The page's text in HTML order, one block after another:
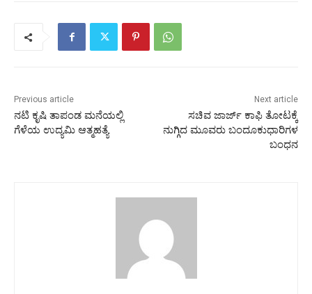
Previous article
ನಟಿ ಕೃಷಿ ತಾಪಂಡ ಮನೆಯಲ್ಲಿ
ಗೆಳೆಯ ಉದ್ಯಮಿ ಆತ್ಮಹತ್ಯೆ
Next article
ಸಚಿವ ಜಾರ್ಜ್ ಕಾಫಿ ತೋಟಕ್ಕೆ
ನುಗ್ಗಿದ ಮೂವರು ಬಂದೂಕುಧಾರಿಗಳ
ಬಂಧನ